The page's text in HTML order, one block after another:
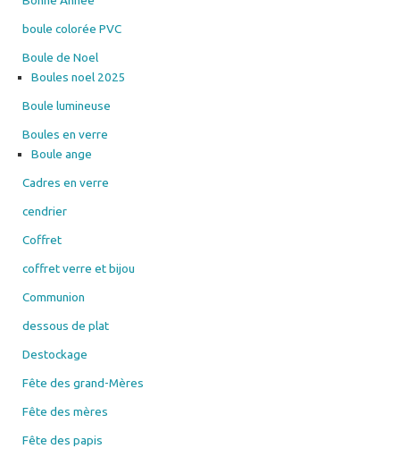
boule colorée PVC
Boule de Noel
Boules noel 2025
Boule lumineuse
Boules en verre
Boule ange
Cadres en verre
cendrier
Coffret
coffret verre et bijou
Communion
dessous de plat
Destockage
Fête des grand-Mères
Fête des mères
Fête des papis